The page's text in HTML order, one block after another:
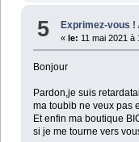
5 Exprimez-vous !
«le: 11 mai 2021 à
Bonjour
Pardon,je suis
ma toubib ne veux pas
Et enfin ma boutique
si je me tourne vers